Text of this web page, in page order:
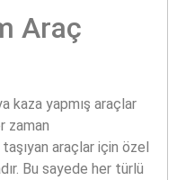
Araç
kaza yapmış araçlar
zaman
araçlar için özel
Bu sayede her türlü